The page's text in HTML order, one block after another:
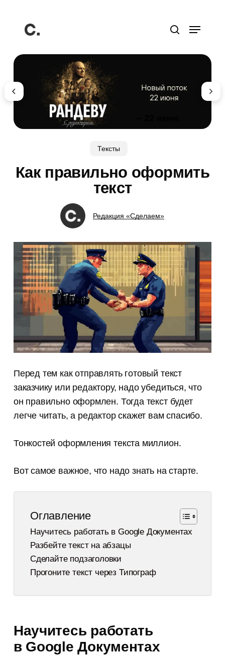
основному
содержанию
поиск
Меню
Тексты
Как правильно оформить
текст
Редакция «Сделаем»
Перед тем как отправлять готовый текст
заказчику или редактору, надо убедиться, что
он правильно оформлен. Тогда текст будет
легче читать, а редактор скажет вам спасибо.
Тонкостей оформления текста миллион.
Вот самое важное, что надо знать на старте.
Оглавление
Научитесь работать в Google Документах
Разбейте текст на абзацы
Сделайте подзаголовки
Прогоните текст через Типограф
Научитесь работать
в Google Документах